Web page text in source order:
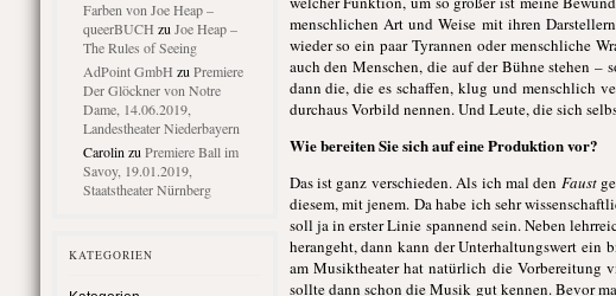
Farben von Joe Heap –
queerBUCH zu Joe Heap –
The Rules of Seeing
AdPoint GmbH zu Premiere
Der Glöckner von Notre
Dame, 14.06.2019,
Landestheater Niederbayern
Carolin zu Premiere Ball im
Savoy, 19.01.2019,
Staatstheater Nürnberg
KATEGORIEN
menschlichen Art und Weise mit ihren
wieder so ein paar Tyrannen oder menschliche
auch den Menschen, die auf der Bühne stehen
dann die, die es schaffen, klug und menschlich
durchaus Vorbild nennen. Und Leute, die sich
Wie bereiten Sie sich auf eine Produktion vor?
Das ist ganz verschieden. Als ich mal den Faust
diesem, mit jenem. Da habe ich sehr
soll ja in erster Linie spannend sein. Neben
herangeht, dann kann der Unterhaltungswert ein
am Musiktheater hat natürlich die Vorbereitung
sollte dann schon die Musik gut kennen. Bevor